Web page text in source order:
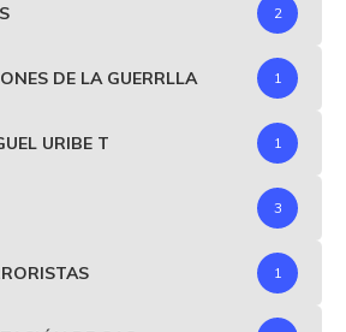
2
DE LA GUERRLLA 1
URIBE T 1
3
1